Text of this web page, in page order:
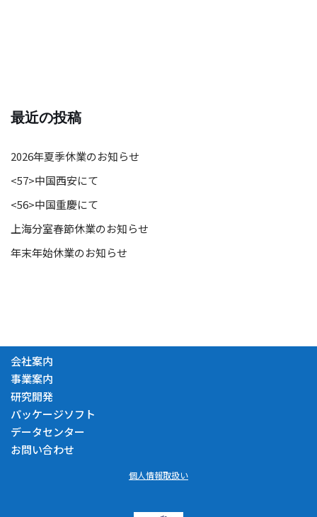
最近の投稿
2026年夏季休業のお知らせ
<57>中国西安にて
<56>中国重慶にて
上海分室春節休業のお知らせ
年末年始休業のお知らせ
会社案内
事業案内
研究開発
パッケージソフト
データセンター
お問い合わせ
個人情報取扱い